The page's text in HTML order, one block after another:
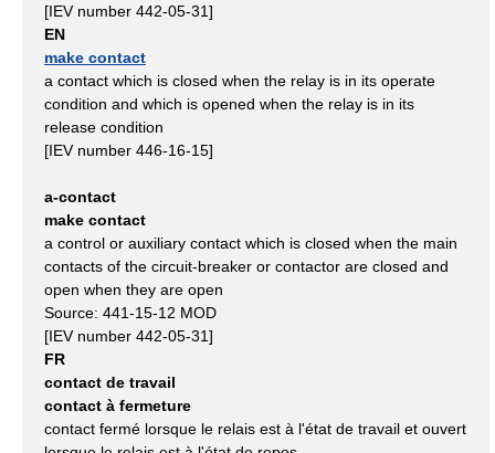
[IEV number 442-05-31]
EN
make contact
a contact which is closed when the relay is in its operate
condition and which is opened when the relay is in its
release condition
[IEV number 446-16-15]
a-contact
make contact
a control or auxiliary contact which is closed when the main
contacts of the circuit‑breaker or contactor are closed and
open when they are open
Source: 441-15-12 MOD
[IEV number 442-05-31]
FR
contact de travail
contact à fermeture
contact fermé lorsque le relais est à l'état de travail et ouvert